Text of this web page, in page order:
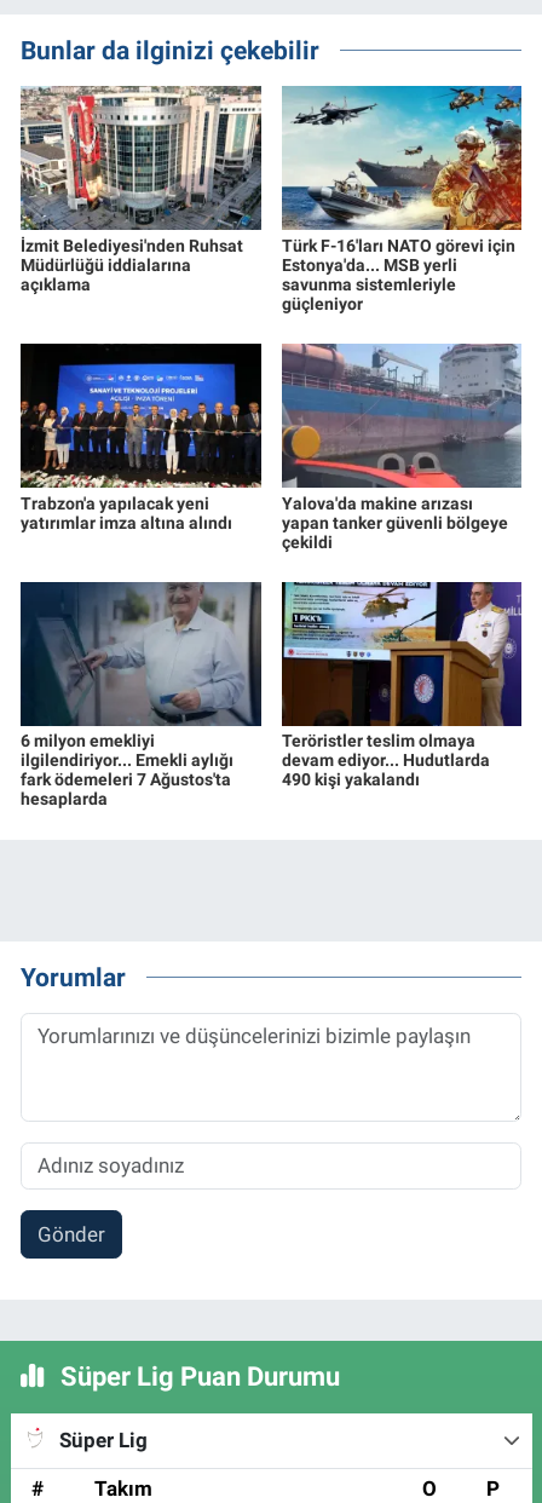
Bunlar da ilginizi çekebilir
İzmit Belediyesi'nden Ruhsat
Müdürlüğü iddialarına
açıklama
Türk F-16'ları NATO görevi için
Estonya'da... MSB yerli
savunma sistemleriyle
güçleniyor
Trabzon'a yapılacak yeni
yatırımlar imza altına alındı
Yalova'da makine arızası
yapan tanker güvenli bölgeye
çekildi
6 milyon emekliyi
ilgilendiriyor... Emekli aylığı
fark ödemeleri 7 Ağustos'ta
hesaplarda
Teröristler teslim olmaya
devam ediyor... Hudutlarda
490 kişi yakalandı
Yorumlar
Gönder
Süper Lig Puan Durumu
Süper Lig
#
Takım O P